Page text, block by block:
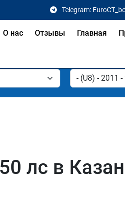
Telegram:
О нас Отзывы Главная
лс в